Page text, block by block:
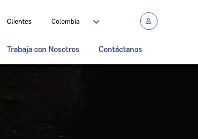
Clientes Colombia
Trabaja con Nosotros Contáctanos